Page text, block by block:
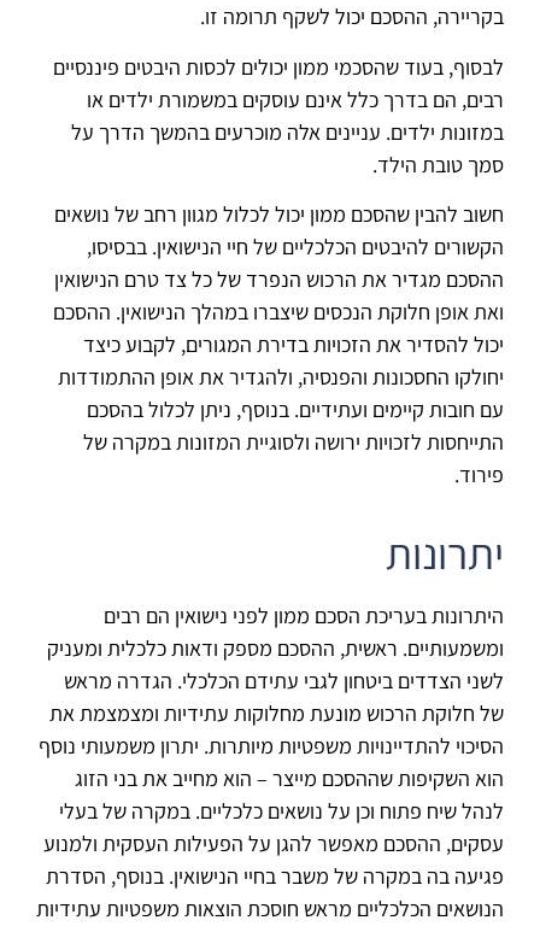
בקריירה, ההסכם יכול לשקף תרומה זו.
לבסוף, בעוד שהסכמי ממון יכולים לכסות היבטים פיננסיים
רבים, הם בדרך כלל אינם עוסקים במשמורת ילדים או
במזונות ילדים. עניינים אלה מוכרעים בהמשך הדרך על
סמך טובת הילד.
חשוב להבין שהסכם ממון יכול לכלול מגוון רחב של נושאים
הקשורים להיבטים הכלכליים של חיי הנישואין. בבסיסו,
ההסכם מגדיר את הרכוש הנפרד של כל צד טרם הנישואין
ואת אופן חלוקת הנכסים שיצברו במהלך הנישואין. ההסכם
יכול להסדיר את הזכויות בדירת המגורים, לקבוע כיצד
יחולקו החסכונות והפנסיה, ולהגדיר את אופן ההתמודדות
עם חובות קיימים ועתידיים. בנוסף, ניתן לכלול בהסכם
התייחסות לזכויות ירושה ולסוגיית המזונות במקרה של
פירוד.
יתרונות
היתרונות בעריכת הסכם ממון לפני נישואין הם רבים
ומשמעותיים. ראשית, ההסכם מספק ודאות כלכלית ומעניק
לשני הצדדים ביטחון לגבי עתידם הכלכלי. הגדרה מראש
של חלוקת הרכוש מונעת מחלוקות עתידיות ומצמצמת את
הסיכוי להתדיינויות משפטיות מיותרות. יתרון משמעותי נוסף
הוא השקיפות שההסכם מייצר – הוא מחייב את בני הזוג
לנהל שיח פתוח וכן על נושאים כלכליים. במקרה של בעלי
עסקים, ההסכם מאפשר להגן על הפעילות העסקית ולמנוע
פגיעה בה במקרה של משבר בחיי הנישואין. בנוסף, הסדרת
הנושאים הכלכליים מראש חוסכת הוצאות משפטיות עתידיות